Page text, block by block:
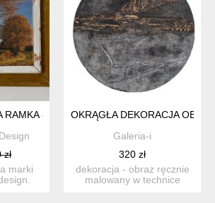
RAMKA - STARE DREWNO
zł
marki
OKRĄGŁA DEKORACJA
Galeria-i
320 zł
dekoracja - obraz ręcznie
malowany w technice